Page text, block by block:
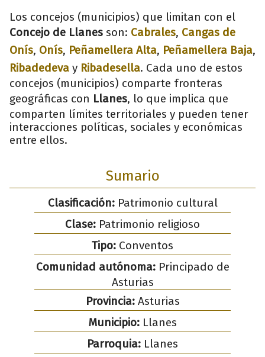
Los concejos (municipios) que limitan con el
Concejo de Llanes son: Cabrales, Cangas de
Onís, Onís, Peñamellera Alta, Peñamellera Baja,
Ribadedeva y Ribadesella. Cada uno de estos
concejos (municipios) comparte fronteras
geográficas con Llanes, lo que implica que
comparten límites territoriales y pueden tener
interacciones políticas, sociales y económicas
entre ellos.
Sumario
Clasificación:Patrimonio cultural
Clase: Patrimonio religioso
Tipo: Conventos
Comunidad autónoma:Principado de
Asturias
Provincia:Asturias
Municipio: Llanes
Parroquia: Llanes